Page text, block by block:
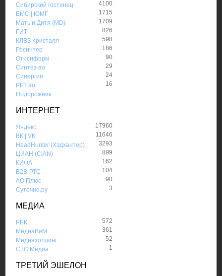
Сибирский гостинец
4100
ЕМС | ЮМГ
1715
Мать и Дитя (MD)
1709
ГИТ
826
КЛВЗ Кристалл
598
Росинтер
186
Отисифарм
90
Синтез ао
29
Синергия
24
РБТ ао
16
Подорожник
ИНТЕРНЕТ
Яндекс
17960
ВК | VK
11646
HeadHunter (Хэдхантер)
3293
ЦИАН (CIAN)
899
КИФА
162
B2B-РТС
104
АО Плюс
90
Суточно.ру
3
МЕДИА
РБК
572
МедиаВиМ
361
Медиахолдинг
52
СТС Медиа
1
ТРЕТИЙ ЭШЕЛОН